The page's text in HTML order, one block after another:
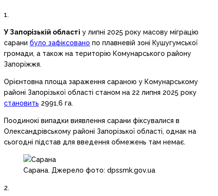
1.
У Запорізькій області у липні 2025 року масову міграцію
сарани було зафіксовано по плавневій зоні Кушугумської
громади, а також на територію Комунарського району
Запоріжжя.
Орієнтовна площа зараження сараною у Комунарському
районі Запорізької області станом на 22 липня 2025 року
становить 2991,6 га.
Поодинокі випадки виявлення сарани фіксувалися в
Олександрівському районі Запорізької області, однак на
сьогодні підстав для введення обмежень там немає.
Сарана. Джерело фото: dpssmk.gov.ua
2.